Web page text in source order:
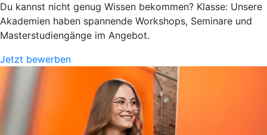
Du kannst nicht genug Wissen bekommen? Klasse: Unsere
Akademien haben spannende Workshops, Seminare und
Masterstudiengänge im Angebot.
Jetzt bewerben